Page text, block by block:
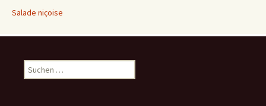
Salade niçoise
u